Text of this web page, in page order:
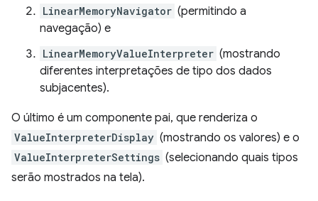
LinearMemoryNavigator (permitindo a
navegação) e
LinearMemoryValueInterpreter (mostrando
diferentes interpretações de tipo dos dados
subjacentes).
O último é um componente pai, que renderiza o
ValueInterpreterDisplay (mostrando os valores) e o
ValueInterpreterSettings (selecionando quais tipos
serão mostrados na tela).